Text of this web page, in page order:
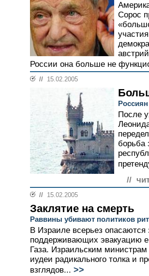
Сорос
России она больше не
// 15.02.2005
После
борьба
//
// 15.02.2005
Заклятие на смерть
Раввины убивают политиков
В Израиле всерьез опасаются
поддерживающих эвакуацию
Газа. Израильским
иудеи радикального толка и
взглядов... >>